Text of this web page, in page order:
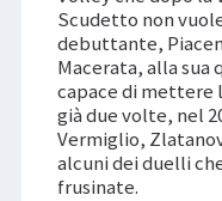
Scudetto non
debuttante,
Macerata, alla sua
capace di mettere
già due volte, nel
Vermiglio,
alcuni dei duelli
frusinate.